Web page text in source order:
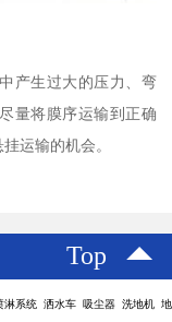
产生过大的压力、弯
量将膜序运输到正确
运输的机会。
Top
淋系统 洒水车 吸尘器 洗地机 地